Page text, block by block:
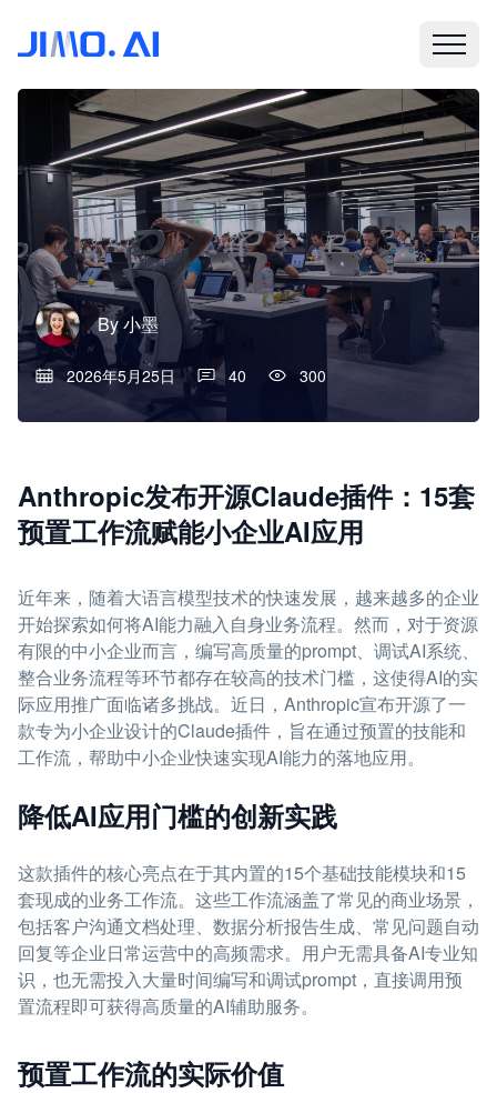
By小墨
2026年5月25日 40 300
Anthropic发布开源Claude插件：15套
预置工作流赋能小企业AI应用
近年来，随着大语言模型技术的快速发展，越来越多的企业
开始探索如何将AI能力融入自身业务流程。然而，对于资源
有限的中小企业而言，编写高质量的prompt、调试AI系统、
整合业务流程等环节都存在较高的技术门槛，这使得AI的实
际应用推广面临诸多挑战。近日，Anthropic宣布开源了一
款专为小企业设计的Claude插件，旨在通过预置的技能和
工作流，帮助中小企业快速实现AI能力的落地应用。
降低AI应用门槛的创新实践
这款插件的核心亮点在于其内置的15个基础技能模块和15
套现成的业务工作流。这些工作流涵盖了常见的商业场景，
包括客户沟通文档处理、数据分析报告生成、常见问题自动
回复等企业日常运营中的高频需求。用户无需具备AI专业知
识，也无需投入大量时间编写和调试prompt，直接调用预
置流程即可获得高质量的AI辅助服务。
预置工作流的实际价值